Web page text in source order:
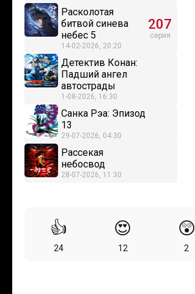
Расколотая
битвой синева
небес 5
14-02-2026, 20:20
207
серия
Детектив Конан:
Падший ангел
автострады
1-08-2026, 16:30
Санка Рэа: Эпизод
13
29-07-2026, 04:30
Рассекая
небосвод
28-07-2026, 11:30
👍
24
😍
12
😲
2